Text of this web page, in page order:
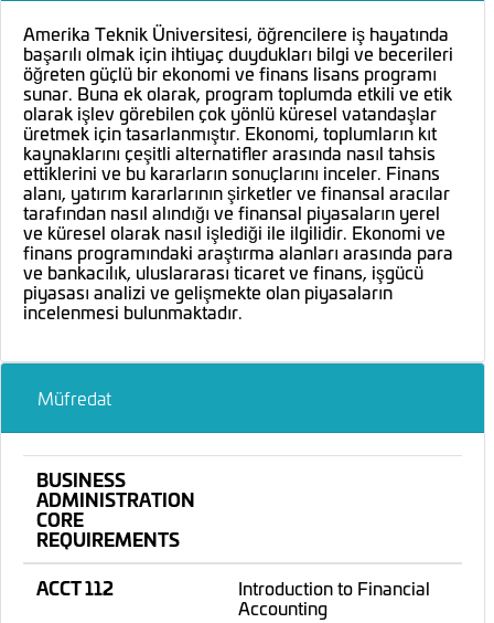
Amerika Teknik Üniversitesi, öğrencilere iş hayatında
başarılı olmak için ihtiyaç duydukları bilgi ve becerileri
öğreten güçlü bir ekonomi ve finans lisans programı
sunar. Buna ek olarak, program toplumda etkili ve etik
olarak işlev görebilen çok yönlü küresel vatandaşlar
üretmek için tasarlanmıştır. Ekonomi, toplumların kıt
kaynaklarını çeşitli alternatifler arasında nasıl tahsis
ettiklerini ve bu kararların sonuçlarını inceler. Finans
alanı, yatırım kararlarının şirketler ve finansal aracılar
tarafından nasıl alındığı ve finansal piyasaların yerel
ve küresel olarak nasıl işlediği ile ilgilidir. Ekonomi ve
finans programındaki araştırma alanları arasında para
ve bankacılık, uluslararası ticaret ve finans, işgücü
piyasası analizi ve gelişmekte olan piyasaların
incelenmesi bulunmaktadır.
Müfredat
BUSINESS
ADMINISTRATION
CORE
REQUIREMENTS
ACCT 112
Introduction to Financial
Accounting